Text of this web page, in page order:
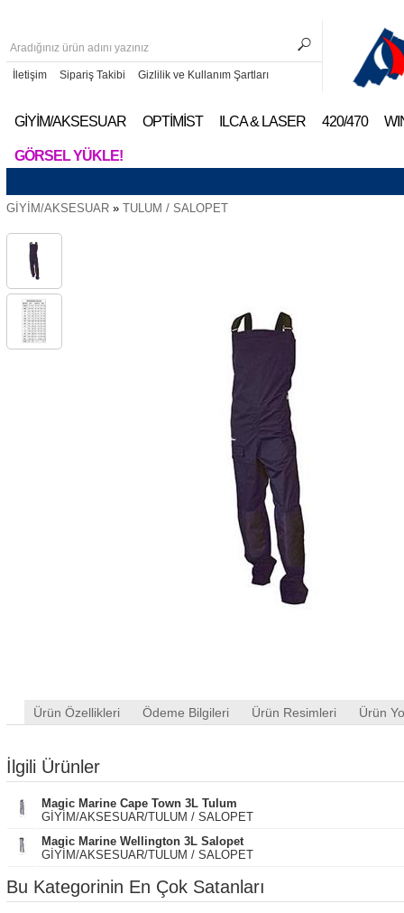
İletişim Sipariş Takibi Gizlilik ve Kullanım Şartları
GİYİM/AKSESUAR OPTİMİST ILCA & LASER 420/470
GÖRSEL YÜKLE!
GİYİM/AKSESUAR » TULUM / SALOPET
Ürün Özellikleri Ödeme Bilgileri Ürün Resimleri Ürün
İlgili Ürünler
Magic Marine Cape Town 3L Tulum
GİYİM/AKSESUAR/TULUM / SALOPET
Magic Marine Wellington 3L Salopet
GİYİM/AKSESUAR/TULUM / SALOPET
Bu Kategorinin En Çok Satanları